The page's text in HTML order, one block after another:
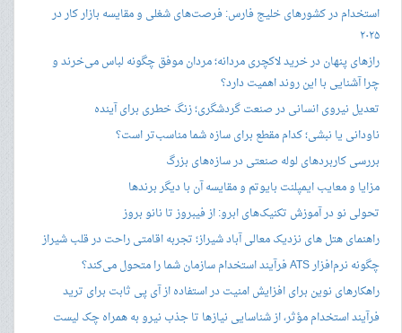
استخدام در کشورهای خلیج فارس: فرصت‌های شغلی و مقایسه بازار کار در
۲۰۲۵
رازهای پنهان در خرید لاکچری مردانه؛ مردان موفق چگونه لباس می‌خرند و
چرا آشنایی با این روند اهمیت دارد؟
تعدیل نیروی انسانی در صنعت گردشگری؛ زنگ خطری برای آینده
ناودانی یا نبشی؛ کدام مقطع برای سازه شما مناسب‌تر است؟
بررسی کاربردهای لوله صنعتی در سازه‌های بزرگ
مزایا و معایب ایمپلنت بایوتم و مقایسه آن با دیگر برندها
تحولی نو در آموزش تکنیک‌های ابرو: از فیبروز تا نانو بروز
راهنمای هتل های نزدیک معالی آباد شیراز؛ تجربه اقامتی راحت در قلب شیراز
چگونه نرم‌افزار ATS فرآیند استخدام سازمان شما را متحول می‌کند؟
راهکارهای نوین برای افزایش امنیت در استفاده از آی پی ثابت برای ترید
فرآیند استخدام مؤثر، از شناسایی نیازها تا جذب نیرو به همراه چک لیست